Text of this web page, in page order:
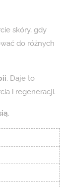
skóry, gdy
do różnych
. Daje to
i regeneracji.
.